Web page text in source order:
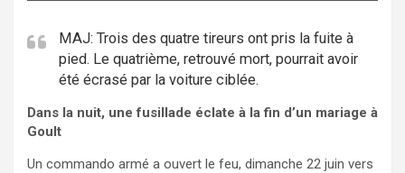
MAJ: Trois des quatre tireurs ont pris la fuite à
pied. Le quatrième, retrouvé mort, pourrait avoir
été écrasé par la voiture ciblée.
Dans la nuit, une fusillade éclate à la fin d’un mariage à
Goult
Un commando armé a ouvert le feu, dimanche 22 juin vers